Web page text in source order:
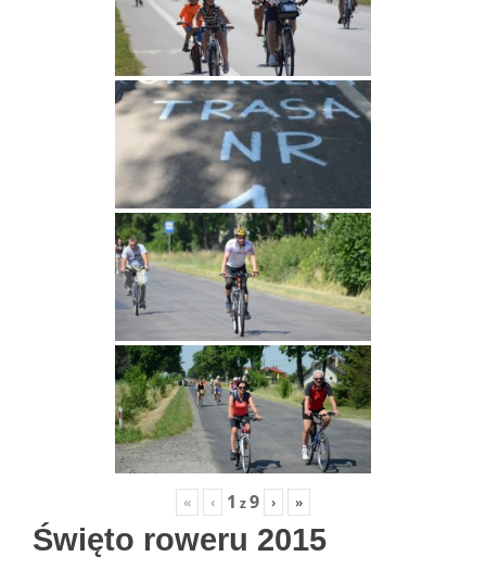
« ‹ 1 z9 › »
Święto roweru 2015